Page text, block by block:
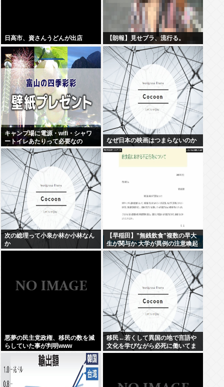
日高市、資さんうどんが出店 【朗報】見せブラ、流行る。
キャンプ場に電源・wifi・シャワ
ートイレあたりって必要なの
なぜ日本の映画はつまらないのか
次の総理って小泉か林か小林なん
か
【早稲田】”無銭飲食”複数の早大
生が関与か 大学が異例の注意喚起
悪夢の民主党政権、移民の数を減
らしていた事が判明www
移民←若くして異国の地で言語や
文化を学びながら必死に働いてま
す